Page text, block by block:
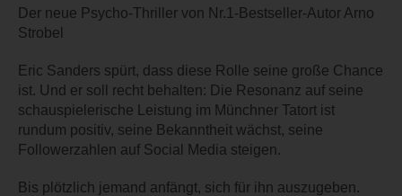
Der neue Psycho-Thriller von Nr.1-Bestseller-Autor Arno
Strobel
Eric Sanders spürt, dass diese Rolle seine große Chance
ist. Und er soll recht behalten: Die Resonanz auf seine
schauspielerische Leistung im Münchner Tatort ist
rundum positiv, seine Bekanntheit wächst, seine
Followerzahlen auf Social Media steigen.
Bis plötzlich jemand anfängt, sich für ihn auszugeben.